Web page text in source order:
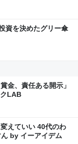
資を決めたグリー傘
金、責任ある開示」
LAB
えていい 40代のわ
by イーアイデム